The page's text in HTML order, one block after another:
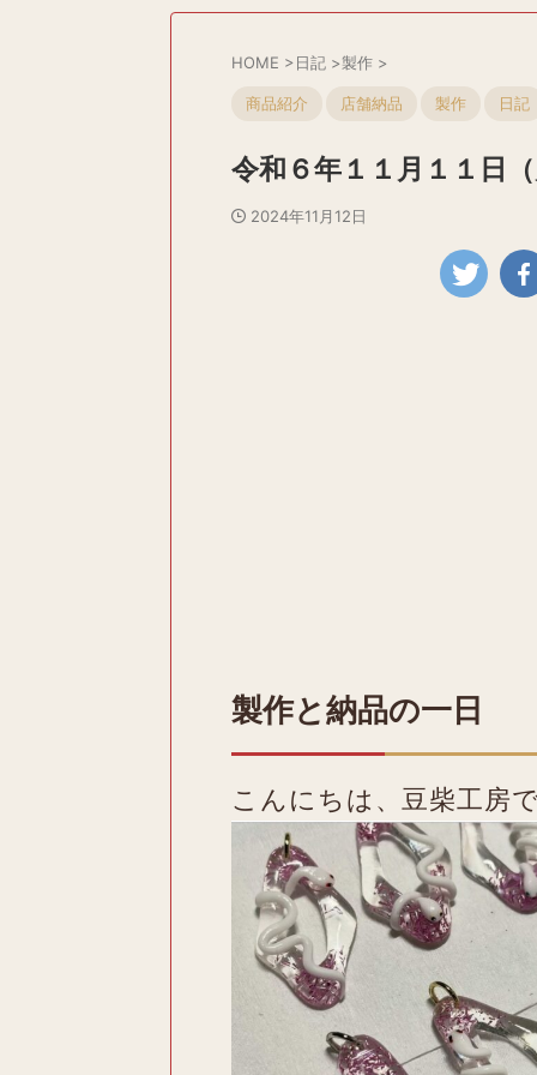
HOME >日記 >製作 >
商品紹介 店舗納品 製作 日記
令和６年１１月１１日
2024年11月12日
製作と納品の一日
こんにちは、豆柴工房